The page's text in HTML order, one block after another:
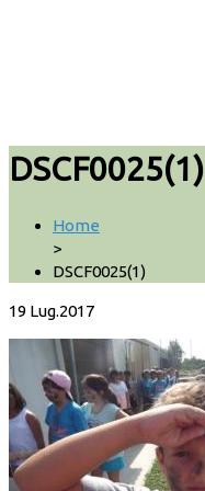
DSCF0025(1)
Home
>
DSCF0025(1)
19 Lug.2017